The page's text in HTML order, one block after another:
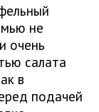
не
очень
салата
в
подачей